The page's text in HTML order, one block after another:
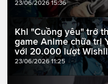
23/06/2026 15:36
Khi "Cuồng yêu" trở
game Anime chữa trị
với 20.000 lượt
23/06/2026 11:25